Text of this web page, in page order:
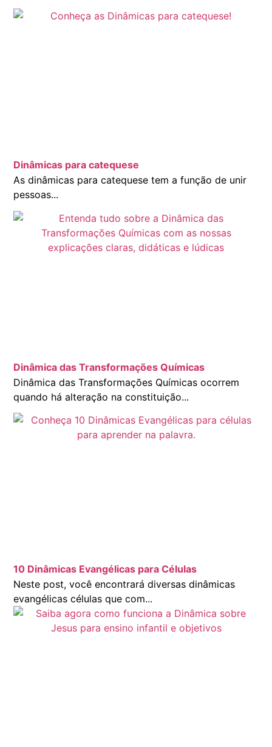
Dinâmicas para catequese
As dinâmicas para catequese tem a função de unir
pessoas...
Dinâmica das Transformações Químicas
Dinâmica das Transformações Químicas ocorrem
quando há alteração na constituição...
10 Dinâmicas Evangélicas para Células
Neste post, você encontrará diversas dinâmicas
evangélicas células que com...